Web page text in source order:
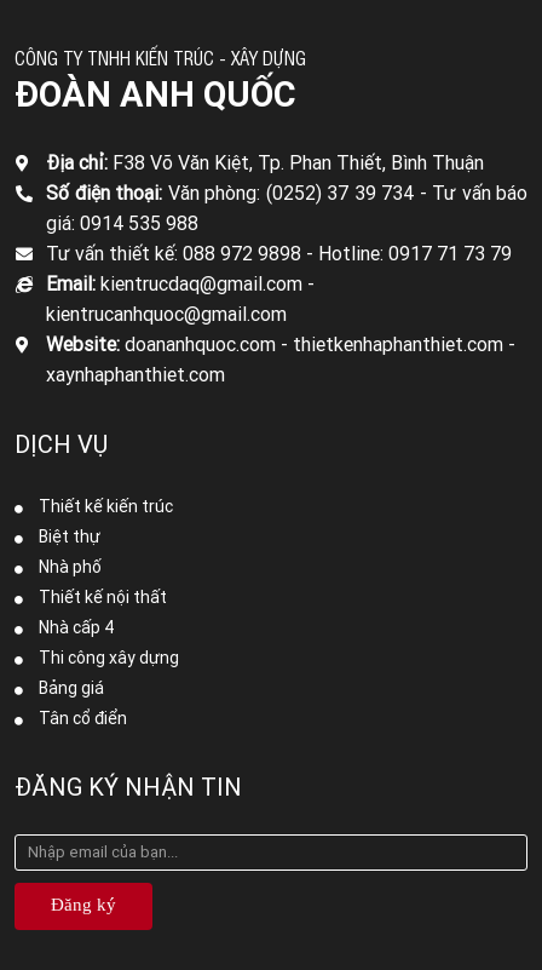
CÔNG TY TNHH KIẾN TRÚC - XÂY DỰNG
ĐOÀN ANH QUỐC
Địa chỉ: F38 Võ Văn Kiệt, Tp. Phan Thiết, Bình Thuận
Số điện thoại: Văn phòng: (0252) 37 39 734 - Tư vấn báo
giá: 0914 535 988
Tư vấn thiết kế: 088 972 9898 - Hotline: 0917 71 73 79
Email: kientrucdaq@gmail.com -
kientrucanhquoc@gmail.com
Website: doananhquoc.com - thietkenhaphanthiet.com -
xaynhaphanthiet.com
DỊCH VỤ
Thiết kế kiến trúc
Biệt thự
Nhà phố
Thiết kế nội thất
Nhà cấp 4
Thi công xây dựng
Bảng giá
Tân cổ điển
ĐĂNG KÝ NHẬN TIN
Đăng ký